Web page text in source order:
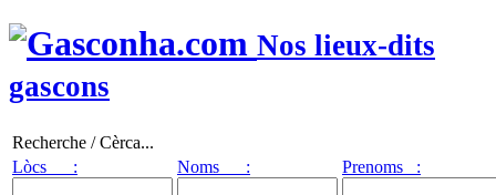
Nos lieux-dits
gascons
Recherche / Cèrca...
Lòcs :
Noms : Prenoms :